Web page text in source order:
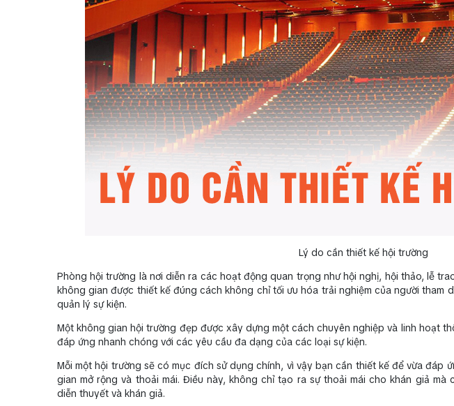
Lý do cần thiết kế hội trường
Phòng hội trường là nơi diễn ra các hoạt động quan trọng như hội nghị, hội thảo, lễ
không gian được thiết kế đúng cách không chỉ tối ưu hóa trải nghiệm của người tham
quản lý sự kiện.
Một không gian hội trường đẹp được xây dựng một cách chuyên nghiệp và linh hoạt
đáp ứng nhanh chóng với các yêu cầu đa dạng của các loại sự kiện.
Mỗi một hội trường sẽ có mục đích sử dụng chính, vì vậy bạn cần thiết kế để vừa đáp
gian mở rộng và thoải mái. Điều này, không chỉ tạo ra sự thoải mái cho khán giả
diễn thuyết và khán giả.